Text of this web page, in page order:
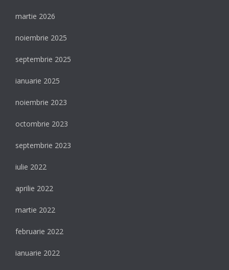
martie 2026
noiembrie 2025
septembrie 2025
ianuarie 2025
noiembrie 2023
octombrie 2023
septembrie 2023
iulie 2022
aprilie 2022
martie 2022
februarie 2022
ianuarie 2022